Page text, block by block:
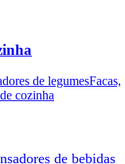
de legumesFacas,
cozinha
de bebidas